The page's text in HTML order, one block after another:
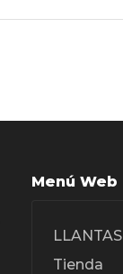
Menú Web
LLANTAS
Tienda